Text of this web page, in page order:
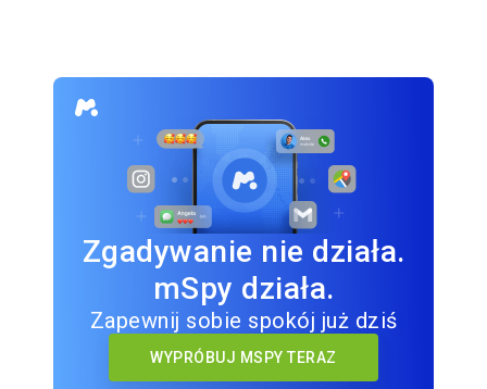
Zgadywanie nie działa.
mSpy działa.
Zapewnij sobie spokój już dziś
WYPRÓBUJ MSPY TERAZ